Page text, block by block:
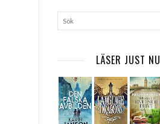
LÄSER JUST NU